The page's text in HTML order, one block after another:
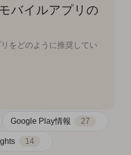
Google Play情報 27
14
バイルアプリの
をどのように推奨してい